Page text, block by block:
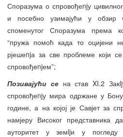
Споразума о спровођеnjу
и посебно узимајући у
споменутог Споразума према
“пружа помоћ када то оцијени
рјешеnjа за све проблеме који
спровођеnjем”;
Позивајући се на став XI.2
спровођеnjу мира одржане у
године, а на којој је Савјет за
намјеру Високог представника
ауторитет у земljи у